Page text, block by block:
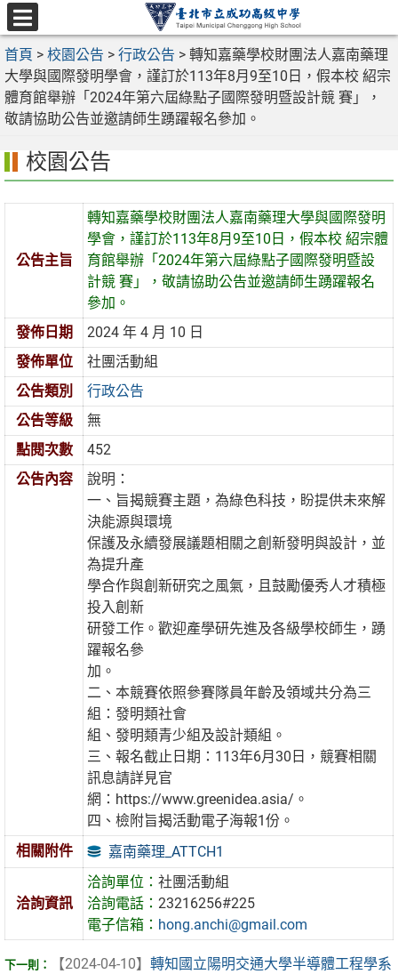
跳
至
主
要
內
容
選
單
首頁 > 校園公告 > 行政公告 > 轉知嘉藥學校財團法人嘉南藥理
大學與國際發明學會，謹訂於113年8月9至10日，假本校 紹宗
體育館舉辦「2024年第六屆綠點子國際發明暨設計競 賽」，
敬請協助公告並邀請師生踴躍報名參加。
校園公告
公告主旨
轉知嘉藥學校財團法人嘉南藥理大學與國際發明
學會，謹訂於113年8月9至10日，假本校 紹宗體
育館舉辦「2024年第六屆綠點子國際發明暨設
計競 賽」，敬請協助公告並邀請師生踴躍報名
參加。
發佈日期
2024 年 4 月 10 日
發佈單位
社團活動組
公告類別
行政公告
公告等級
無
點閱次數
452
公告內容
說明：
一、旨揭競賽主題，為綠色科技，盼提供未來解
決能源與環境
保護及永續發展議題相關之創新發明與設計，並
為提升產
學合作與創新研究之風氣，且鼓勵優秀人才積極
投入創新
研發工作。歡迎產學研先進及各級學校師生，踴
躍報名參
加。
二、本競賽依照參賽隊員年齡及領域共分為三
組：發明類社會
組、發明類青少組及設計類組。
三、報名截止日期：113年6月30日，競賽相關
訊息請詳見官
網：https://www.greenidea.asia/。
四、檢附旨揭活動電子海報1份。
相關附件
嘉南藥理_ATTCH1
洽詢資訊
洽詢單位：社團活動組
洽詢電話：23216256#225
電子信箱： hong.anchi@gmail.com
【2024-04-10】 轉知國立陽明交通大學半導體工程學系